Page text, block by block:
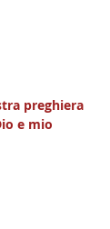
preghiera
e mio